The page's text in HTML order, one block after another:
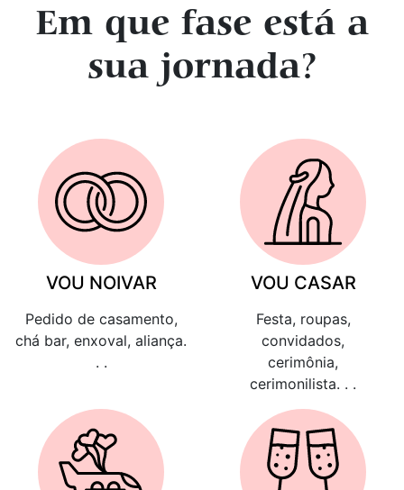
Em que fase está a
sua jornada?
VOU NOIVAR
Pedido de casamento,
chá bar, enxoval, aliança.
. .
VOU CASAR
Festa, roupas,
convidados,
cerimônia,
cerimonilista. . .